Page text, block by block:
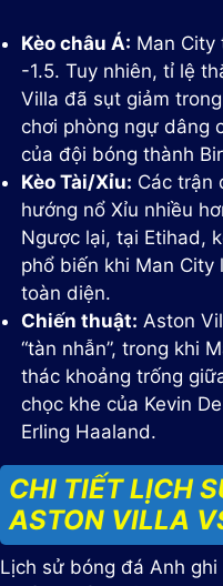
Kèo châu Á: Man City
-1.5. Tuy nhiên, tỉ lệ
Villa đã sụt giảm
chơi phòng ngự dâng
của đội bóng thành
Kèo Tài/Xỉu: Các trận
hướng nổ Xỉu nhiều
Ngược lại, tại Etihad,
phổ biến khi Man
toàn diện.
Chiến thuật: Aston
“tàn nhẫn”, trong khi
thác khoảng trống
chọc khe của Kevin
Erling Haaland.
CHI TIẾT LỊCH
ASTON VILLA
Lịch sử bóng đá Anh